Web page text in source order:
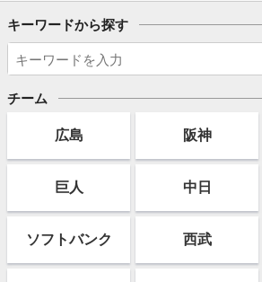
キーワードから探す
チーム
広島 阪神
巨人 中日
ソフトバンク 西武